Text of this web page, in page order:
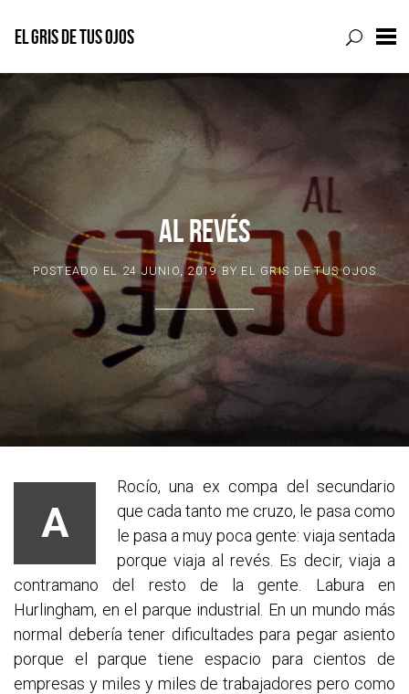
to
content
EL GRIS DE TUS OJOS
AL REVÉS
POSTEADO EL 24 JUNIO, 2019BY EL GRIS DE TUS OJOS
A
Rocío, una ex compa del secundario
que cada tanto me cruzo, le pasa como
le pasa a muy poca gente: viaja sentada
porque viaja al revés. Es decir, viaja a
contramano del resto de la gente. Labura en
Hurlingham, en el parque industrial. En un mundo más
normal debería tener dificultades para pegar asiento
porque el parque tiene espacio para cientos de
empresas y miles y miles de trabajadores pero como